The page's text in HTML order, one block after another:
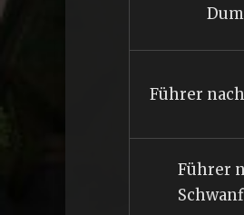
Dum
Führer
Führer